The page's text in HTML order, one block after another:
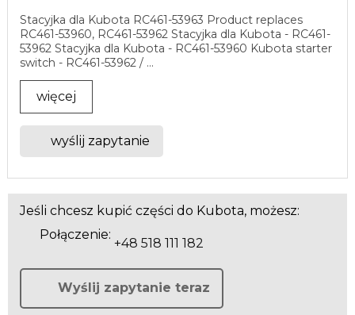
Stacyjka dla Kubota RC461-53963 Product replaces
RC461-53960, RC461-53962 Stacyjka dla Kubota - RC461-
53962 Stacyjka dla Kubota - RC461-53960 Kubota starter
switch - RC461-53962 / ...
więcej
wyślij zapytanie
Jeśli chcesz kupić części do Kubota, możesz:
Połączenie:
+48 518 111 182
Wyślij zapytanie teraz